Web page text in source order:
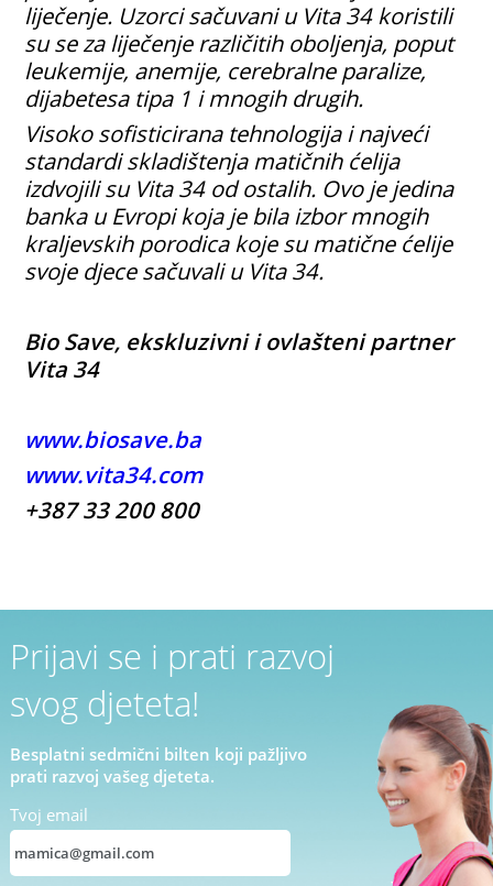
liječenje. Uzorci sačuvani u Vita 34 koristili
su se za liječenje različitih oboljenja, poput
leukemije, anemije, cerebralne paralize,
dijabetesa tipa 1 i mnogih drugih.
Visoko sofisticirana tehnologija i najveći
standardi skladištenja matičnih ćelija
izdvojili su Vita 34 od ostalih. Ovo je jedina
banka u Evropi koja je bila izbor mnogih
kraljevskih porodica koje su matične ćelije
svoje djece sačuvali u Vita 34.
Bio Save, ekskluzivni i ovlašteni partner
Vita 34
www.biosave.ba
www.vita34.com
+387 33 200 800
Prijavi se i prati razvoj
svog djeteta!
Besplatni sedmični bilten koji pažljivo
prati razvoj vašeg djeteta.
Tvoj email